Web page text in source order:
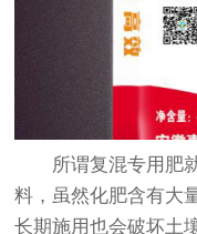
所谓复混专用肥
料，虽然化肥含有大
长期施用也会破坏土